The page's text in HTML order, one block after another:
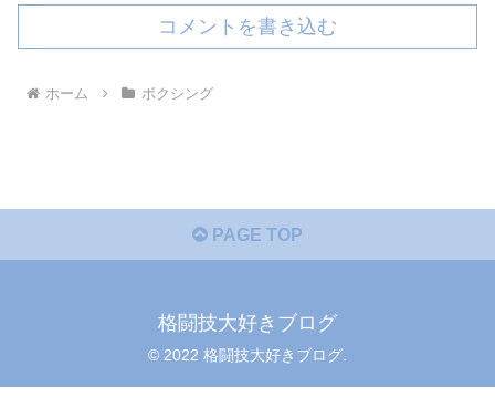
コメントを書き込む
ホーム ボクシング
PAGE TOP
格闘技大好きブログ
© 2022 格闘技大好きブログ.